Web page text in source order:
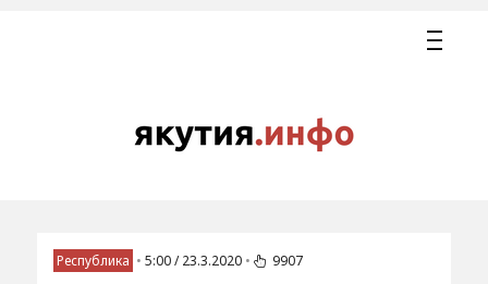
Республика • 5:00 / 23.3.2020 • 9907